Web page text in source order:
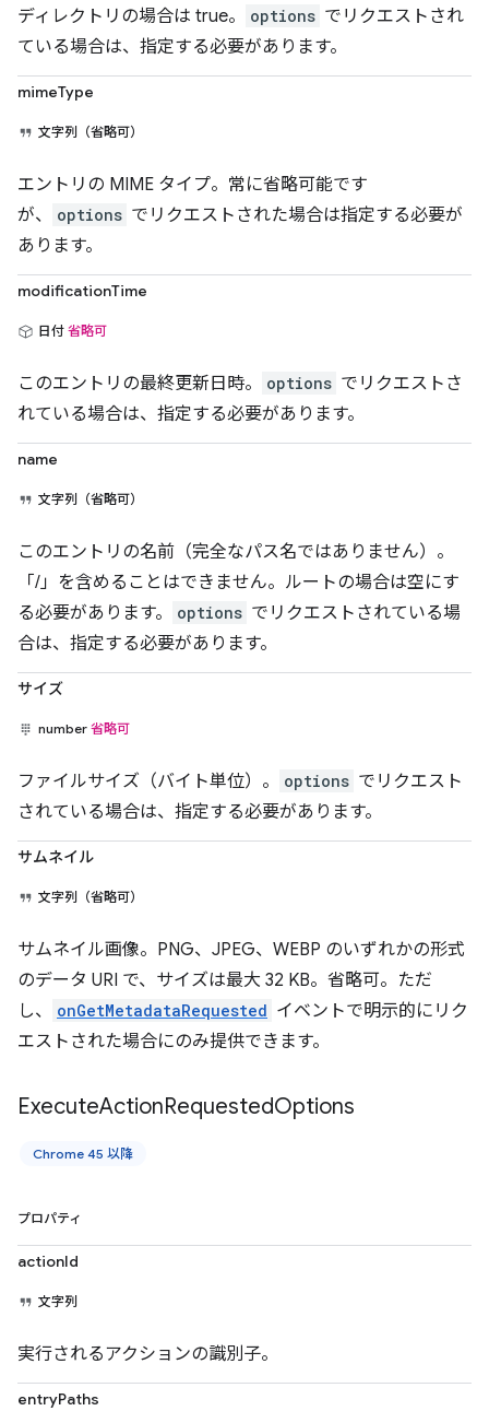
ディレクトリの場合は true。 options でリクエストされ
ている場合は、指定する必要があります。
mimeType
文字列（省略可）
エントリの MIME タイプ。常に省略可能です
が、
options でリクエストされた場合は指定する必要が
あります。
modificationTime
日付 省略可
このエントリの最終更新日時。 options でリクエストさ
れている場合は、指定する必要があります。
name
文字列（省略可）
このエントリの名前（完全なパス名ではありません）。
「/」を含めることはできません。ルートの場合は空にす
る必要があります。
options でリクエストされている場
合は、指定する必要があります。
サイズ
number 省略可
ファイルサイズ（バイト単位）。 options でリクエスト
されている場合は、指定する必要があります。
サムネイル
文字列（省略可）
サムネイル画像。PNG、JPEG、WEBP のいずれかの形式
のデータ URI で、サイズは最大 32 KB。省略可。ただ
し、
onGetMetadataRequested イベントで明示的にリク
エストされた場合にのみ提供できます。
ExecuteActionRequestedOptions
Chrome 45 以降
プロパティ
actionId
文字列
実行されるアクションの識別子。
entryPaths